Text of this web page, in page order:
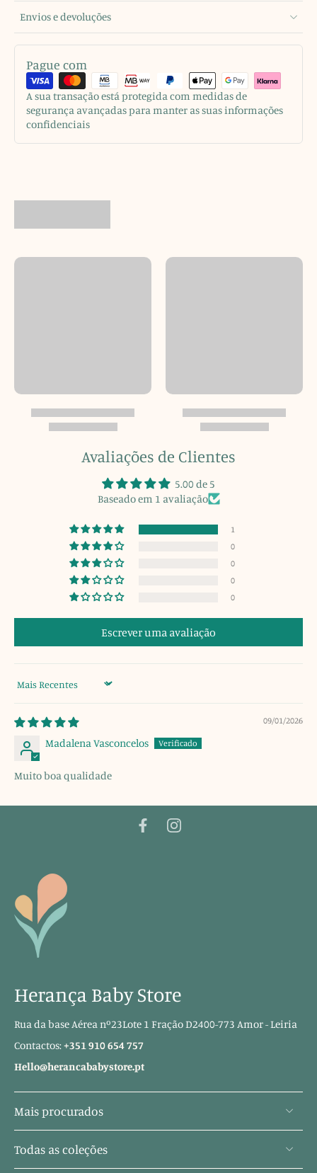
Envios e devoluções
Pague com
A sua transação está protegida com medidas de
segurança avançadas para manter as suas informações
confidenciais
Avaliações de Clientes
5.00 de 5
Baseado em 1 avaliação
1
0
0
0
0
Escrever uma avaliação
Sort by
09/01/2026
Madalena Vasconcelos
Muito boa qualidade
Herança Baby Store
Rua da base Aérea nº23Lote 1 Fração D2400-773 Amor - Leiria
Contactos:+351 910 654 757
Hello@herancababystore.pt
Mais procurados
Todas as coleções